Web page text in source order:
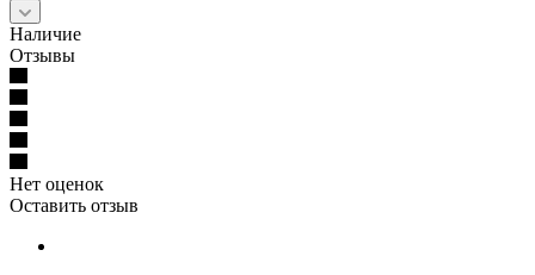
Наличие
Отзывы
Нет оценок
Оставить отзыв